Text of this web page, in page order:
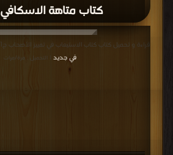
كتاب متاهة الاسكافي PDF
قراءة و تحميل كتاب كتاب الاستيعاب في تمييز الأصحاب ج1 PDF مجانا | مكتبة >
في جديد | التحميل : مرة/مرات